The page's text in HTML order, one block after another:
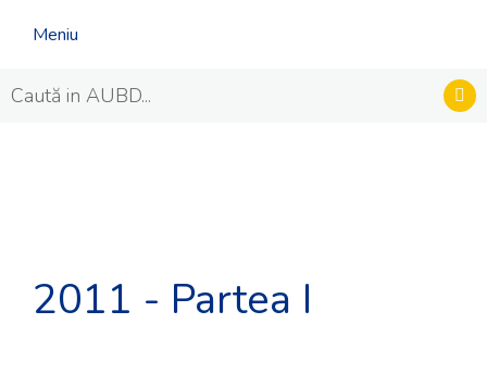
Meniu
2011 - Partea I